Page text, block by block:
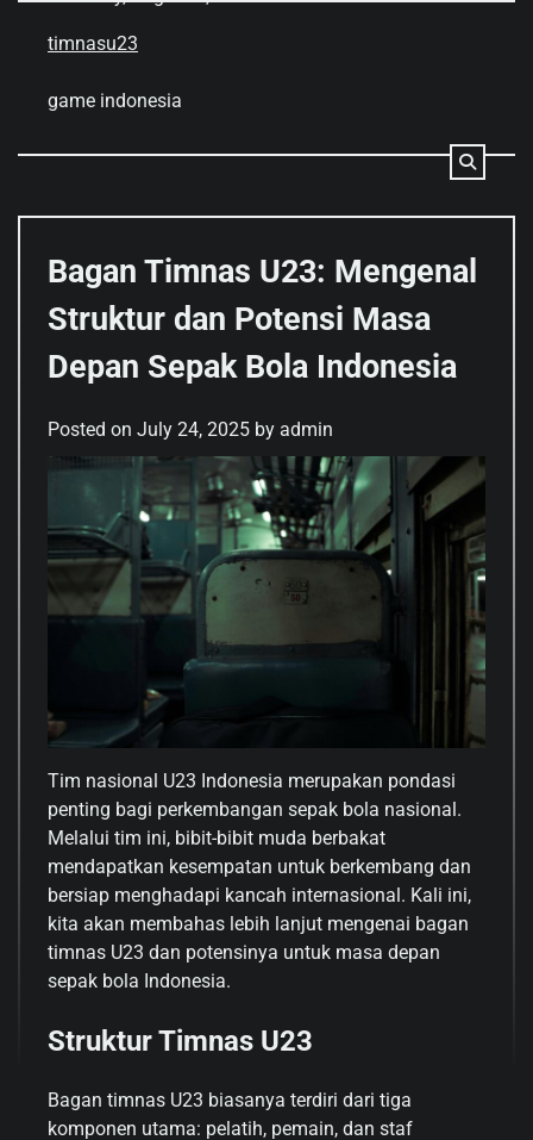
timnasu23
game indonesia
Bagan Timnas U23: Mengenal
Struktur dan Potensi Masa
Depan Sepak Bola Indonesia
Posted on July 24, 2025 by admin
Tim nasional U23 Indonesia merupakan pondasi
penting bagi perkembangan sepak bola nasional.
Melalui tim ini, bibit-bibit muda berbakat
mendapatkan kesempatan untuk berkembang dan
bersiap menghadapi kancah internasional. Kali ini,
kita akan membahas lebih lanjut mengenai bagan
timnas U23 dan potensinya untuk masa depan
sepak bola Indonesia.
Struktur Timnas U23
Bagan timnas U23 biasanya terdiri dari tiga
komponen utama: pelatih, pemain, dan staf